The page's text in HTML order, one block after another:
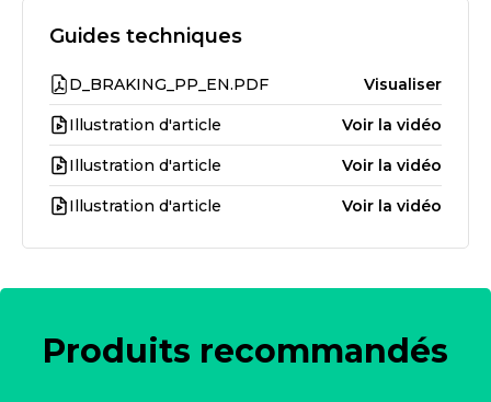
Guides techniques
D_BRAKING_PP_EN.PDF Visualiser
Illustration d'article Voir la vidéo
Illustration d'article Voir la vidéo
Illustration d'article Voir la vidéo
Produits recommandés